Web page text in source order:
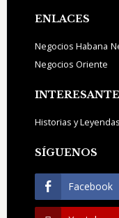
ENLACES
Negocios Habana
Negocios Oriente
Historias y Leyendas
SÍGUENOS
Facebook